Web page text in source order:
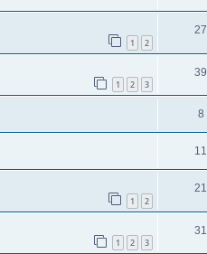
1 2
27
1 2 3
39
8
11
1 2
21
1 2 3
31